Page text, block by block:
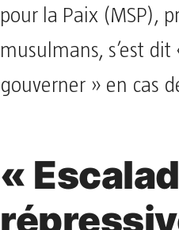
pour la Paix (MSP),
musulmans, s’est dit
gouverner » en cas
«